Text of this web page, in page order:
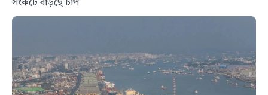
সংকটে বাড়ছে চাপ